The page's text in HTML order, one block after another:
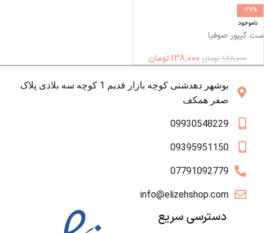
-27%
ناموجود
ست گیپور صوفیا
188,000 تومان 138,000 تومان
بوشهر دهدشتی کوچه بازار قدیم 1 کوچه سه بلادی پلاک
صفر همکف
09930548229
09395951150
07791092779
info@elizehshop.com
دسترسی سریع